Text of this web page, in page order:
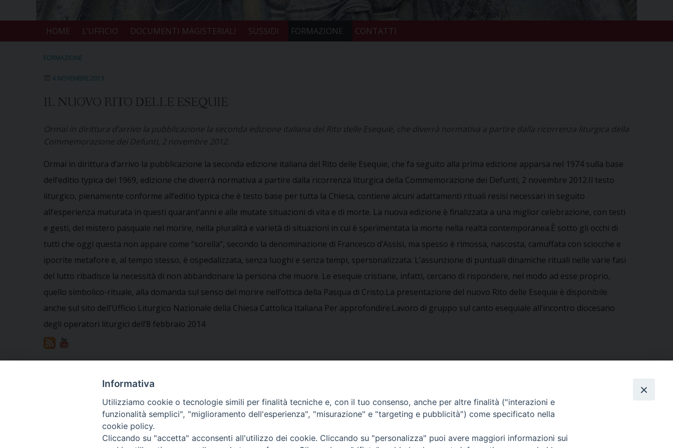
HOME L’UFFICIO DOCUMENTI MAGISTERIALI SUSSIDI FORMAZIONE CONTATTI
FORMAZIONE
4 NOVEMBRE 2013
IL NUOVO RITO DELLE ESEQUIE
Ormai in dirittura d’arrivo la pubblicazione la seconda edizione italiana del Rito delle Esequie, che diverrà normativa a partire dalla ricorrenza liturgica della
Commemorazione dei Defunti, 2 novembre 2012.
Ormai in dirittura d’arrivo la pubblicazione la seconda edizione italiana del Rito delle Esequie, che fa seguito alla prima edizione apparsa nel 1974 sulla base
dell’editio typica del 1969, edizione che diverrà normativa a partire dalla ricorrenza liturgica della Commemorazione dei Defunti, 2 novembre 2012.Il testo
liturgico, pienamente conforme all’editio typica che è testo base per tutta la Chiesa, contiene alcuni adattamenti rituali resisi necessari in seguito
all’esperienza maturata in questi quarant’anni e alle mutate situazioni di vita e di morte. La nuova edizione è finalizzata a una miglior celebrazione, con testi
e gesti, del mistero pasquale nel morire, nella pluralità e varietà di situazioni in cui è sperimentata la morte nella realtà contemporanea.È sotto gli occhi di
tutti che oggi questa non appare come “sorella”, secondo la denominazione di Francesco d’Assisi, ma spesso è rimossa, nascosta, camuffata con sciocche e
ipocrite metafore e, al tempo stesso, è ospedalizzata, senza luoghi e senza tempi, spersonalizzata. L’assunzione di puntuali dinamiche rituali nelle varie fasi
del lutto ribadisce la necessità di non abbandonare la persona che muore. Le esequie cristiane, infatti, cercano di rispondere, nel modo ad esse proprio,
quello simbolico-rituale, alla domanda sul senso del morire nell’ottica della Pasqua di Cristo.La presentazione del nuovo Rito delle Esequie è disponibile
anche sul sito dell’Ufficio Liturgico Nazionale della Chiesa Cattolica Italiana Per approfondire:Lavoro di gruppo sul canto esequiale all’incontro diocesano
degli operatori liturgici dell’8 febbraio 2014
«Laetissimum spatium» – Il tempo della gioia
CELEBRAZIONE DELLA SOLENNITÀ DELL’IMMACOLATA CONCEZIONE DELLA
Informativa
Utilizziamo cookie o tecnologie simili per finalità tecniche e, con il tuo consenso, anche per altre finalità ("interazioni e
funzionalità semplici", "miglioramento dell'esperienza", "misurazione" e "targeting e pubblicità") come specificato nella
cookie policy.
Cliccando su "accetta" acconsenti all'utilizzo dei cookie. Cliccando su "personalizza" puoi avere maggiori informazioni sui